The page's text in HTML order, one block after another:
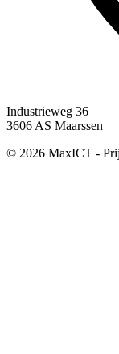
Industrieweg 36
3606 AS Maarssen
© 2026 MaxICT -